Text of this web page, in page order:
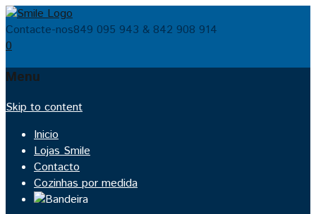
Contacte-nos849 095 943 & 842 908 914
0
Menu
Skip to content
Inicio
Lojas Smile
Contacto
Cozinhas por medida